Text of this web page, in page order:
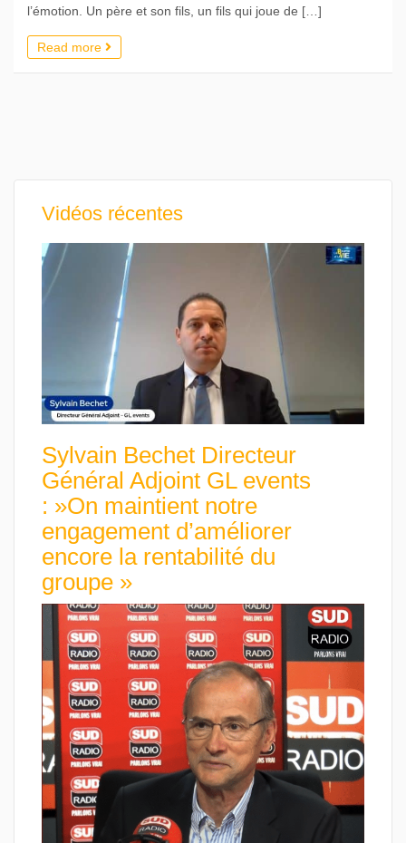
l’émotion. Un père et son fils, un fils qui joue de […]
Read more
Vidéos récentes
Sylvain Bechet Directeur
Général Adjoint GL events
: »On maintient notre
engagement d’améliorer
encore la rentabilité du
groupe »